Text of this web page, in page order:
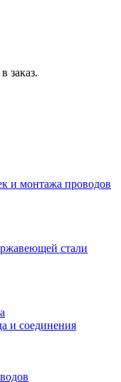
заказ.
и монтажа проводов
стали
и соединения